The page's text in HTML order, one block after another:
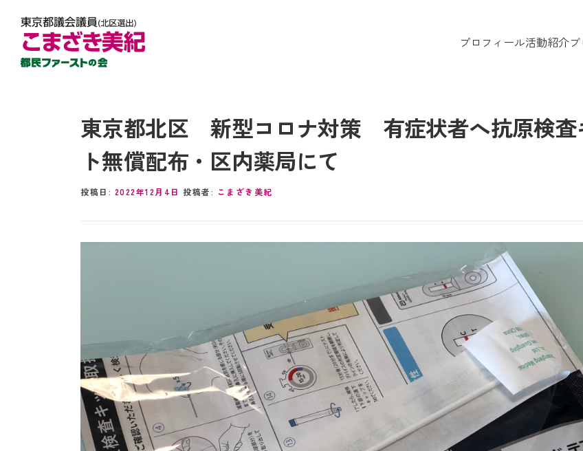
プロフィール活動紹介
東京都北区 新型コロナ対策 有症状者へ抗原検査
ト無償配布・区内薬局にて
投稿日: 2022年12月4日 投稿者: こまざき美紀